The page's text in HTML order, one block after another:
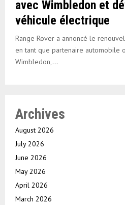
avec Wimbledon et
véhicule électrique
Range Rover a annoncé le
en tant que partenaire automobile
Wimbledon,...
Archives
August 2026
July 2026
June 2026
May 2026
April 2026
March 2026